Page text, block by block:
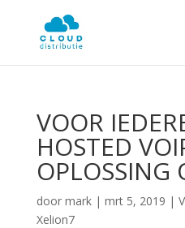
VOOR
HOSTED
OPLOSSING
door mark| mrt 5, 2019 |
Xelion7